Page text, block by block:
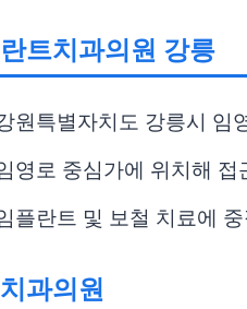
트치과의원 강릉
원특별자치도 강릉시 임
영로 중심가에 위치해 접
플란트 및 보철 치료에
과의원